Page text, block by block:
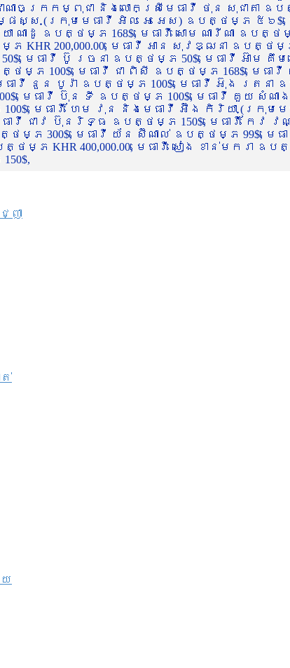
ាជាណាចក្រកម្ពុជា និងលោកស្រីមេធាវី ថុន សុជាតា
សម្ផស្ស (ក្រុមមេធាវី អិល អេ អេស) ឧបត្ថម្ភ ៥៦
ណាដូ ឧបត្ថម្ភ 168$, មេធាវី សោម ណារីណា ឧបត្ថម្ភ
KHR 200,000.00, មេធាវី អាន សុវឌ្ឍនា ឧបត្ថម្ភ
មេធាវី ប៊ូ រចនា ឧបត្ថម្ភ 50$, មេធាវី អ៊ាម គឹ
ថម្ភ 100$, មេធាវី ជា ពិសី ឧបត្ថម្ភ 168$, មេធា
ធាវី នួន បូរ៉ា ឧបត្ថម្ភ 100$, មេធាវី អ៊ុង រតនា
មេធាវី ប៊ុន ទី ឧបត្ថម្ភ 100$, មេធាវី គួយ សំណ
មេធាវី ហែម វុន និងមេធាវី អ៊ឹង កិរិយា (ក្រុមមេ
េធាវី ជាវ ប៊ុនរិទ្ធ ឧបត្ថម្ភ 150$, មេធាវី កែវ វ
ម្ភ 300$, មេធាវី យ័ន ស៊ីណាល់ ឧបត្ថម្ភ 99$, មេ
400,000.00, មេធាវី សៀង ខាន់មករា ឧបត្ថ
ញា
ត់
យ